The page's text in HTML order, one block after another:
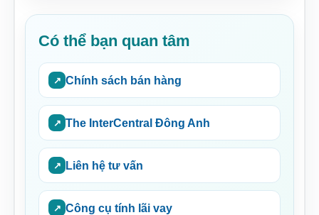
Có thể bạn quan tâm
Chính sách bán hàng
The InterCentral Đông Anh
Liên hệ tư vấn
Công cụ tính lãi vay